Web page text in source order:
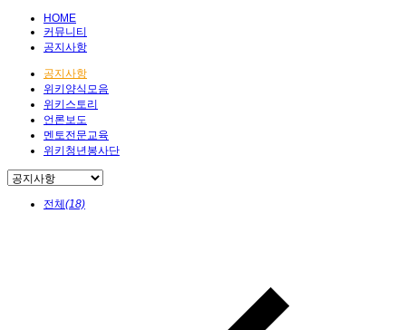
HOME
커뮤니티
공지사항
공지사항
위키양식모음
위키스토리
언론보도
멘토전문교육
위키청년봉사단
전체(18)